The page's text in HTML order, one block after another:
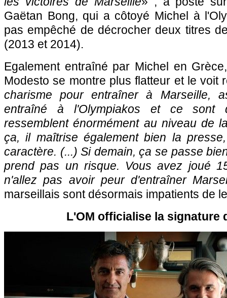
Gaëtan Bong, qui a côtoyé Michel à
pas empêché de décrocher deux titres
(2013 et 2014).
Egalement entraîné par Michel en
Modesto se montre plus flatteur et le voit
charisme pour entraîner à Marseille,
entraîné à l'Olympiakos et ce sont
ressemblent énormément au niveau de
ça, il maîtrise également bien la
caractère. (...) Si demain, ça se passe
prend pas un risque. Vous avez joué
n'allez pas avoir peur d'entraîner
marseillais sont désormais impatients de
L'OM officialise la signature